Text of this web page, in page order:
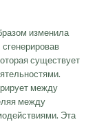
изменила
существует
между
между
Эта